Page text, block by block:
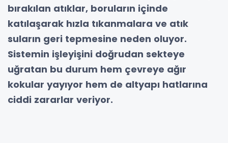
bırakılan atıklar, boruların içinde
katılaşarak hızla tıkanmalara ve atık
suların geri tepmesine neden oluyor.
Sistemin işleyişini doğrudan sekteye
uğratan bu durum hem çevreye ağır
kokular yayıyor hem de altyapı hatlarına
ciddi zararlar veriyor.